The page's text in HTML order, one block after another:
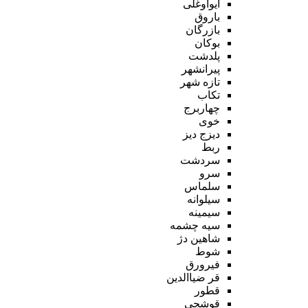
ایواوغلی
باروق
بازرگان
بوکان
پلدشت
پیرانشهر
تازه شهر
تکاب
چهاربرج
خوی
دیزج دیز
ربط
سردشت
سرو
سلماس
سیلوانه
سیمینه
سیه چشمه
شاهین دژ
شوط
فیرورق
قر ضیاالدین
قطور
قوشچی